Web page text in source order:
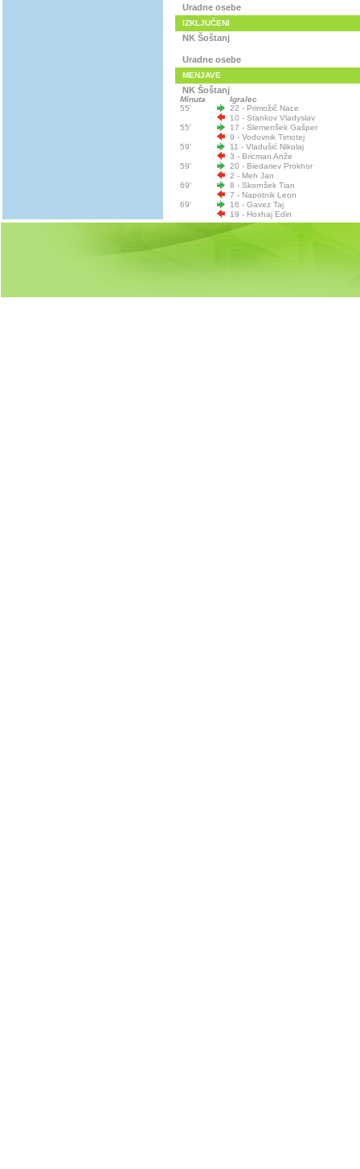
Uradne osebe
IZKLJUČENI
NK Šoštanj
Uradne osebe
MENJAVE
NK Šoštanj
Minuta
Igralec
55'
22 - Primožič Nace
10 - Stankov Vladyslav
55'
17 - Slemenšek Gašper
9 - Vodovnik Timotej
59'
11 - Vladušić Nikolaj
3 - Bricman Anže
59'
20 - Biedariev Prokhor
2 - Meh Jan
69'
8 - Skornšek Tian
7 - Napotnik Leon
69'
16 - Gavez Taj
19 - Hoxhaj Edin